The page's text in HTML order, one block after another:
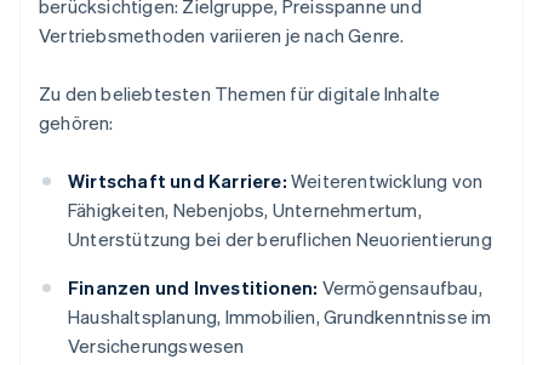
berücksichtigen: Zielgruppe, Preisspanne und
Vertriebsmethoden variieren je nach Genre.
Zu den beliebtesten Themen für digitale Inhalte
gehören:
Wirtschaft und Karriere: Weiterentwicklung von
Fähigkeiten, Nebenjobs, Unternehmertum,
Unterstützung bei der beruflichen Neuorientierung
Finanzen und Investitionen: Vermögensaufbau,
Haushaltsplanung, Immobilien, Grundkenntnisse im
Versicherungswesen